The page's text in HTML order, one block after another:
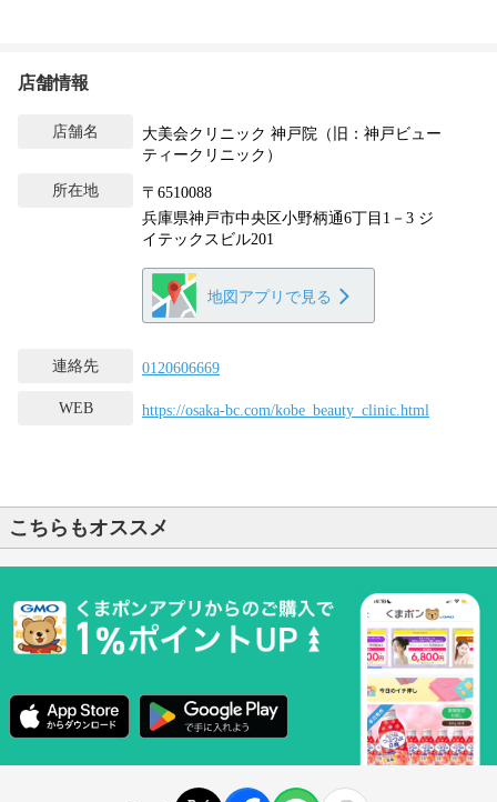
店舗情報
店舗名
大美会クリニック 神戸院（旧：神戸ビュー
ティークリニック）
所在地
〒6510088
兵庫県神戸市中央区小野柄通6丁目1－3 ジ
イテックスビル201
地図アプリで見る
連絡先 0120606669
WEB https://osaka-bc.com/kobe_beauty_clinic.html
こちらもオススメ